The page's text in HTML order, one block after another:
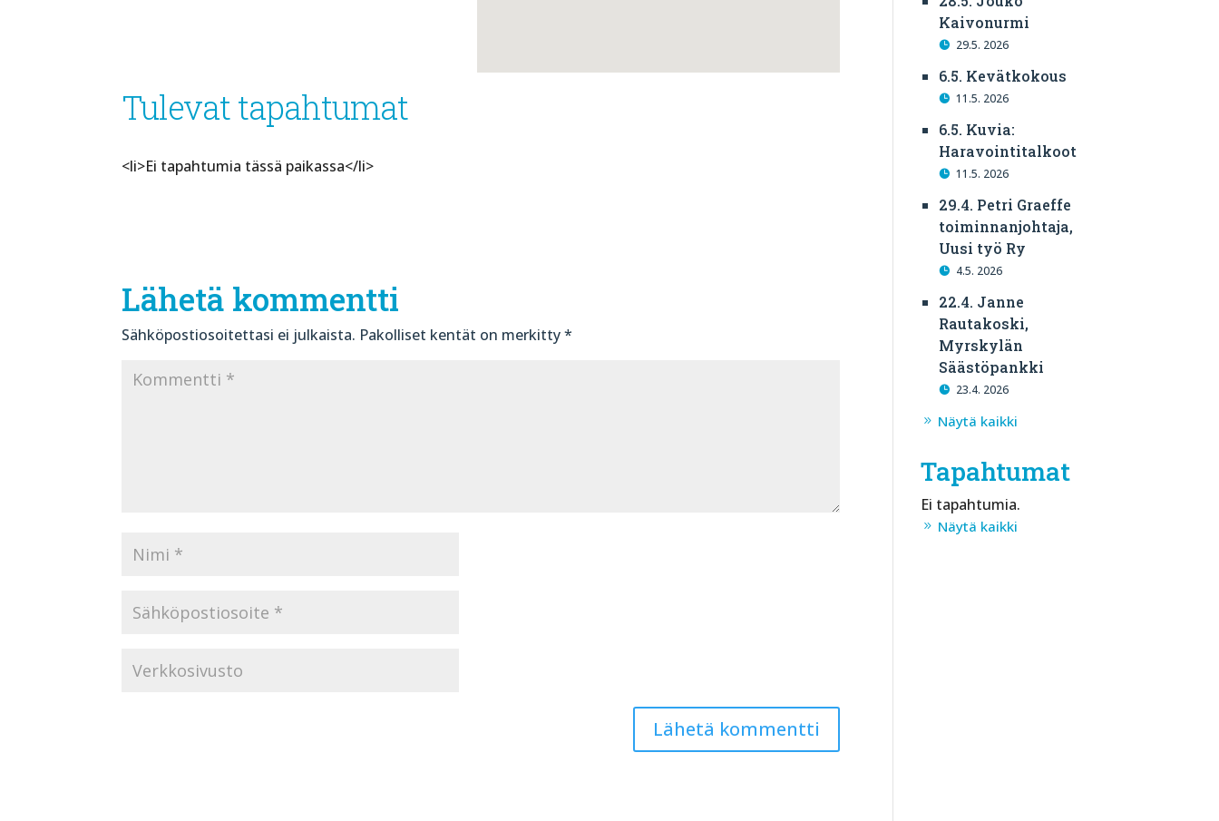
Tulevat tapahtumat
<li>Ei tapahtumia tässä paikassa</li>
Lähetä kommentti
Sähköpostiosoitettasi ei julkaista. Pakolliset kentät on merkitty*
Kaivonurmi
29.5. 2026
6.5. Kevätkokous
11.5. 2026
6.5. Kuvia:
Haravointitalkoot
11.5. 2026
29.4. Petri Graeffe
toiminnanjohtaja,
Uusi työ Ry
4.5. 2026
22.4. Janne
Rautakoski,
Myrskylän
Säästöpankki
23.4. 2026
Näytä kaikki
Tapahtumat
Ei tapahtumia.
Näytä kaikki